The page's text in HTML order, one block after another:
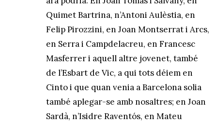
Quimet Bartrina, n’Antoni Aulèstia, en
Felip Pirozzini, en Joan Montserrat i Arcs,
en Serra i Campdelacreu, en Francesc
Masferrer i aquell altre jovenet, també
de l’Esbart de Vic, a qui tots déiem en
Cinto i que quan venia a Barcelona solia
també aplegar-se amb nosaltres; en Joan
Sardà, n’Isidre Raventós, en Mateu